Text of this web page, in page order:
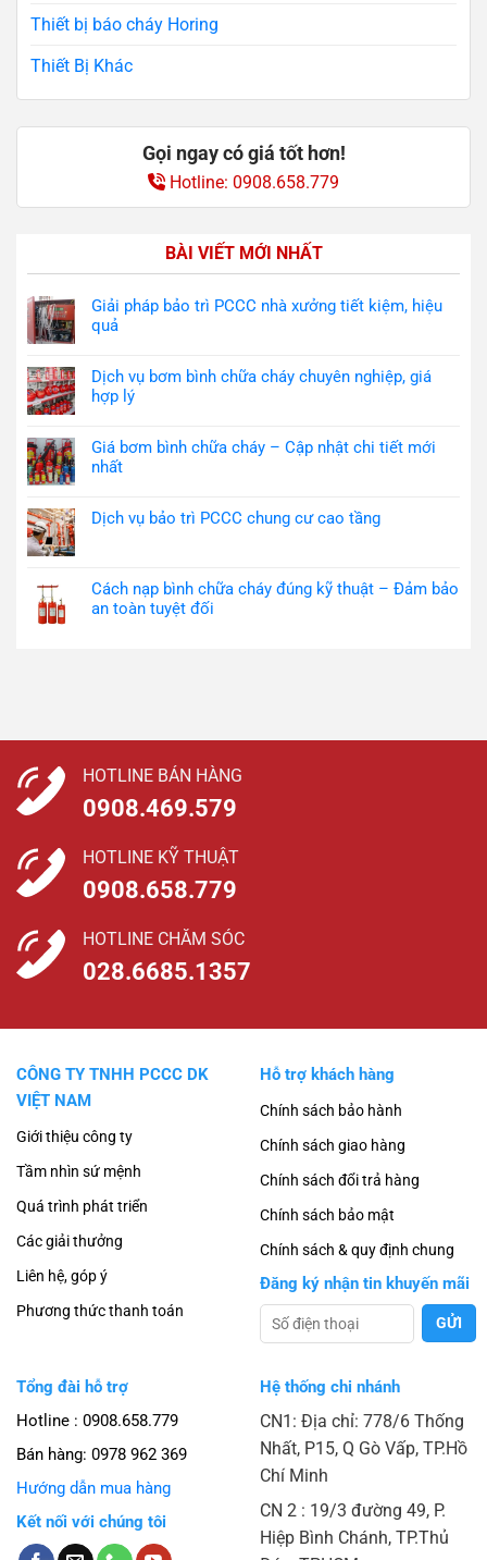
Thiết bị báo cháy Horing
Thiết Bị Khác
Gọi ngay có giá tốt hơn!
Hotline: 0908.658.779
BÀI VIẾT MỚI NHẤT
Giải pháp bảo trì PCCC nhà xưởng tiết kiệm, hiệu
quả
Dịch vụ bơm bình chữa cháy chuyên nghiệp, giá
hợp lý
Giá bơm bình chữa cháy – Cập nhật chi tiết mới
nhất
Dịch vụ bảo trì PCCC chung cư cao tầng
Cách nạp bình chữa cháy đúng kỹ thuật – Đảm bảo
an toàn tuyệt đối
HOTLINE BÁN HÀNG
0908.469.579
HOTLINE KỸ THUẬT
0908.658.779
HOTLINE CHĂM SÓC
028.6685.1357
CÔNG TY TNHH PCCC DK
VIỆT NAM
Giới thiệu công ty
Tầm nhìn sứ mệnh
Quá trình phát triển
Các giải thưởng
Liên hệ, góp ý
Phương thức thanh toán
Hỗ trợ khách hàng
Chính sách bảo hành
Chính sách giao hàng
Chính sách đổi trả hàng
Chính sách bảo mật
Chính sách & quy định chung
Đăng ký nhận tin khuyến mãi
Tổng đài hỗ trợ
Hotline : 0908.658.779
Bán hàng: 0978 962 369
Hướng dẫn mua hàng
Kết nối với chúng tôi
Hệ thống chi nhánh
CN1: Địa chỉ: 778/6 Thống
Nhất, P15, Q Gò Vấp, TP.Hồ
Chí Minh
CN 2 : 19/3 đường 49, P.
Hiệp Bình Chánh, TP.Thủ